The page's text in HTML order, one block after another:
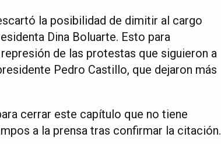
la posibilidad de dimitir al cargo
Dina Boluarte. Esto para
de las protestas que siguieron a
Pedro Castillo, que dejaron más
cerrar este capítulo que no tiene
a la prensa tras confirmar la citación.